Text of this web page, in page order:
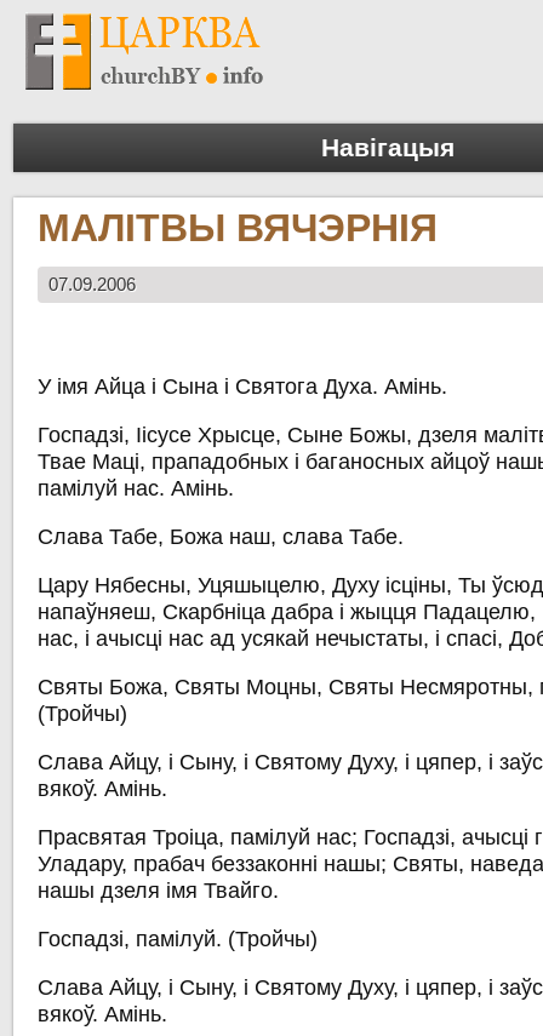
Навігацыя
МАЛІТВЫ ВЯЧЭРНІЯ
07.09.2006
У імя Айца і Сына і Святога Духа. Амінь.
Госпадзі, Іісусе Хрысце, Сыне Божы, дзеля
Твае Маці, прападобных і баганосных айцоў
памілуй нас. Амінь.
Слава Табе, Божа наш, слава Табе.
Цару Нябесны, Уцяшыцелю, Духу ісціны, Ты
напаўняеш, Скарбніца дабра і жыцця Падацелю,
нас, і ачысці нас ад усякай нечыстаты, і спасі,
Святы Божа, Святы Моцны, Святы Несмяротны,
(Тройчы)
Слава Айцу, і Сыну, і Святому Духу, і цяпер, і
вякоў. Амінь.
Прасвятая Троіца, памілуй нас; Госпадзі, ачысці
Уладару, прабач беззаконні нашы; Святы,
нашы дзеля імя Твайго.
Госпадзі, памілуй. (Тройчы)
Слава Айцу, і Сыну, і Святому Духу, і цяпер, і
вякоў. Амінь.